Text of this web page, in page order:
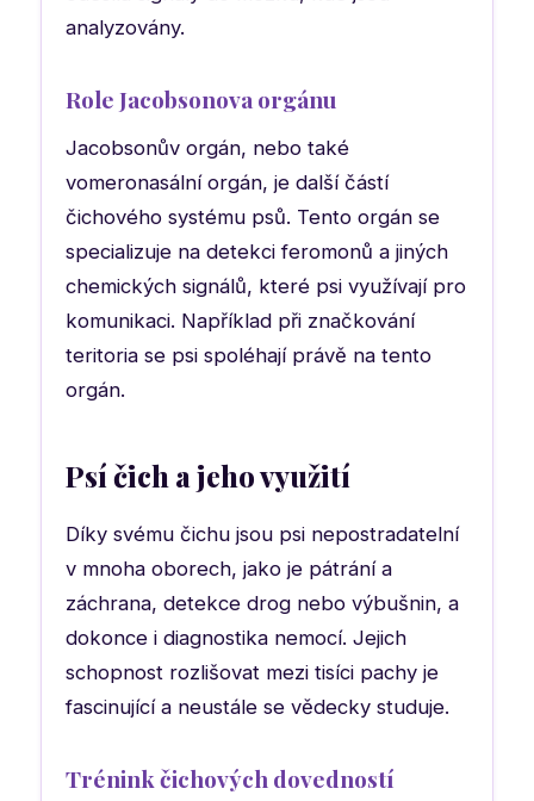
analyzovány.
Role Jacobsonova orgánu
Jacobsonův orgán, nebo také
vomeronasální orgán, je další částí
čichového systému psů. Tento orgán se
specializuje na detekci feromonů a jiných
chemických signálů, které psi využívají pro
komunikaci. Například při značkování
teritoria se psi spoléhají právě na tento
orgán.
Psí čich a jeho využití
Díky svému čichu jsou psi nepostradatelní
v mnoha oborech, jako je pátrání a
záchrana, detekce drog nebo výbušnin, a
dokonce i diagnostika nemocí. Jejich
schopnost rozlišovat mezi tisíci pachy je
fascinující a neustále se vědecky studuje.
Trénink čichových dovedností